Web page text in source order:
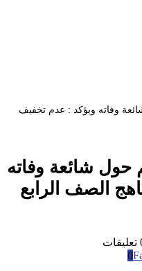
وفاته ويؤكد : عدم تخفيف
حول شائعة وفاته
الصف الرابع
0